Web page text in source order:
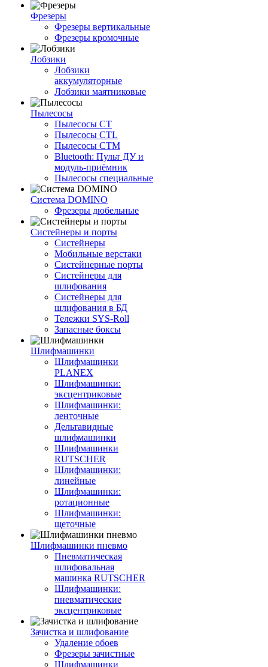
Фрезеры
Фрезеры вертикальные
Фрезеры кромочные
Лобзики
Лобзики
аккумуляторные
Лобзики маятниковые
Пылесосы
Пылесосы CT
Пылесосы CTL
Пылесосы CTM
Bluetooth: Пульт ДУ и
модуль-приёмник
Пылесосы специальные
Система DOMINO
Фрезеры дюбельные
Систейнеры и порты
Систейнеры
Мобильные верстаки
Систейнерные порты
Систейнеры для
шлифования
Систейнеры для
шлифования в БД
Тележки SYS-Roll
Запасные боксы
Шлифмашинки
Шлифмашинки
PLANEX
Шлифмашинки:
эксцентриковые
Шлифмашинки:
ленточные
Дельтавидные
шлифмашинки
Шлифмашинки
RUTSCHER
Шлифмашинки:
линейные
Шлифмашинки:
ротационные
Шлифмашинки:
щеточные
Шлифмашинки пневмо
Пневматическая
шлифовальная
машинка RUTSCHER
Шлифмашинки:
пневматические
эксцентриковые
Зачистка и шлифование
Удаление обоев
Фрезеры зачистные
Шлифмашинки